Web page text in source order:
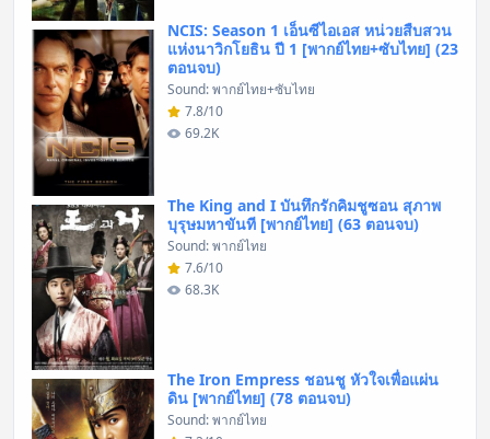
NCIS: Season 1 เอ็นซีไอเอส หน่วยสืบสวน
แห่งนาวิกโยธิน ปี 1 [พากย์ไทย+ซับไทย] (23
ตอนจบ)
Sound: พากย์ไทย+ซับไทย
7.8/10
69.2K
The King and I บันทึกรักคิมชูซอน สุภาพ
บุรุษมหาขันที [พากย์ไทย] (63 ตอนจบ)
Sound: พากย์ไทย
7.6/10
68.3K
The Iron Empress ชอนชู หัวใจเพื่อแผ่น
ดิน [พากย์ไทย] (78 ตอนจบ)
Sound: พากย์ไทย